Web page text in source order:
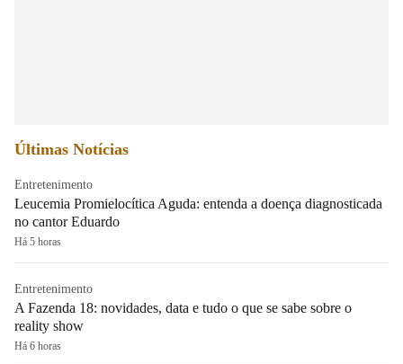
Últimas Notícias
Entretenimento
Leucemia Promielocítica Aguda: entenda a doença diagnosticada
no cantor Eduardo
Há 5 horas
Entretenimento
A Fazenda 18: novidades, data e tudo o que se sabe sobre o
reality show
Há 6 horas